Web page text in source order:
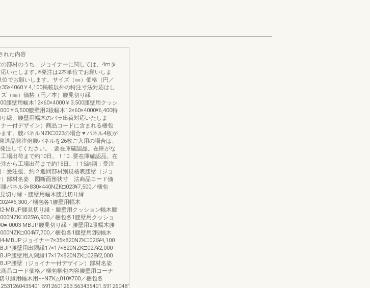
れた内容
部材のうち、ジョイナーに関しては、4mタ
いたします｡※発注は2本単位でお願いしま
でお願いします。サイズ（㎜）価格（円／
￥4,100掲載以外の特注寸法対応はし
（㎜）価格（円／本）腰見切り縁
腰壁用幅木12×60×4000￥3,500腰壁用クッシ
￥5,500腰壁用2段幅木12×60×4000¥6,400特
縁、腰壁用幅木のバラ出荷対応いたしま
ー付デザイン）商品コードに含まれる梱包
ます。腰パネルNZK□023の場合▼パネル4枚が
送品発注例腰パネルを26枚ご入用の場合は、
注してください。…要在庫確認品。在庫がな
場出荷まで約10日。！10…要在庫確認品。在
から工場出荷まで約15日。！15納期：受注
受注後、約２週間部材別規格表腰壁（ジョ
）部材名姿 図断面形状寸 法商品コード価
パネル3×830×440NZK□023¥7,500／梱包
切り縁・腰壁用幅木腰見切り縁
／梱包各1腰壁用幅木
MBJP腰見切り縁・腰壁用クッション幅木腰
／梱包各1腰壁用クッショ
0003-MBJP腰見切り縁・腰壁用2段幅木腰
／梱包各1腰壁用2段幅木
MBJPジョイナー7×35×820NZK□026¥4,100
腰壁用出隅縁17×17×820NZK□027¥2,000
腰壁用入隅縁17×17×820NZK□028¥2,000
腰壁（ジョイナー付デザイン）部材名姿
品コード価格／梱包梱包内容腰壁用コーナ
り縁用幅木用−−NZK△010¥700／梱包各